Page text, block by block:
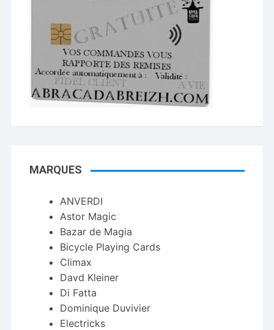
MARQUES
ANVERDI
Astor Magic
Bazar de Magia
Bicycle Playing Cards
Climax
Davd Kleiner
Di Fatta
Dominique Duvivier
Electricks